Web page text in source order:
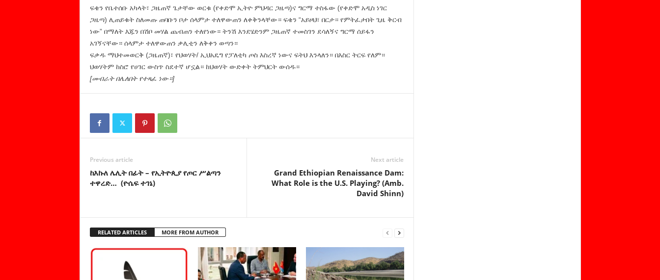
ፍቄን የቤተሰቡ አካላት፣ ጋዜጠኛ ጌታቸው ወርቁ (የቀድሞ ኢትዮ ምህዳር ጋዜጣ)ና ግርማ ተስፋው (የቀድሞ አዲስ ነገር
ጋዜጣ) ሊጠይቁት ስለመጡ ጠባቡን ቦታ ሰላምታ ተለዋውጠን ለቀቅንላቸው። ፍቄን “አይዞህ፣ በርታ። የምትፈታበት ጊዜ ቅርብ
ነው” በማለት እጁን በሽቦ መሃል ጨብጠን ተለየነው። ትንሽ እንደሄድንም ጋዜጠኛ ተመስገን ደሳለኝና ግርማ ሰይፋን
አገኝናቸው። ሰላምታ ተለዋውጠን ቃሊቲን ለቅቀን ወጣን።
ፍቃዱ ማህተመወርቅ (ጋዜጠኛ)፣ የህወሃት/ ኢህአዴግ የፓለቲካ ጦስ እስረኛ ነውና ፍትህ እንላለን። በእስር ትርፍ የለም።
ህወሃትም ከስሮ የሀገር ውስጥ ስደተኛ ሆኗል። ከህወሃት ውድቀት ትምህርት ውሰዱ።
[መብራት በሌለበት የተጻፈ ነው።]
Previous article
ከእኩለ ሌሊት በፊት – የኢትዮጲያ የጦር ሥልጣን
ተዋረድ… (ዮሴፍ ተገኔ)
Next article
Grand Ethiopian Renaissance Dam:
What Role is the U.S. Playing? (Amb.
David Shinn)
RELATED ARTICLES MORE FROM AUTHOR